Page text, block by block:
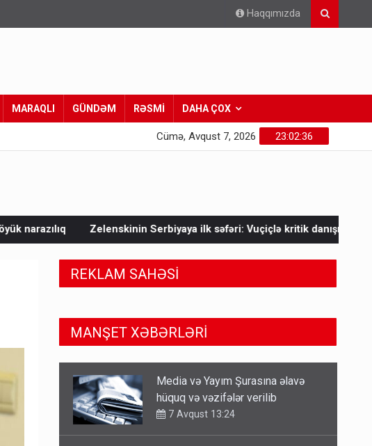
Haqqımızda
MARAQLI GÜNDƏM RƏSMİ DAHA ÇOX
23:02:38
Cümə, Avqust 7, 2026
Serbiyaya ilk səfəri: Vuçiçlə kritik danışıqlar Mask Ukraynaya
REKLAM SAHƏSİ
MANŞET XƏBƏRLƏRİ
Kartdan karta istədiyiniz qədər
köçürmə edə bilərsiniz - VİDEO
7 Avqust 11:06